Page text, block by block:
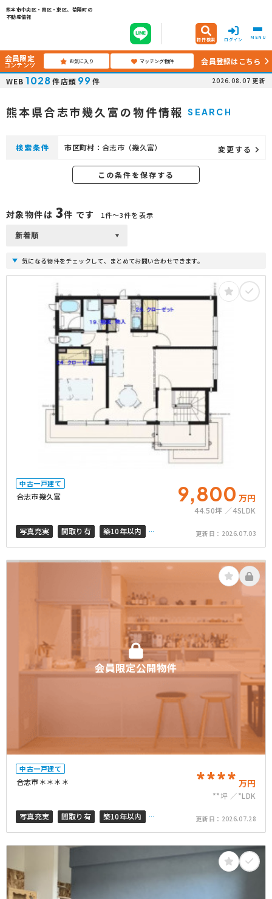
熊本市中央区・南区・東区、菊陽町の
不動産情報
物件検索 ログイン MENU
会員限定
コンテンツ お気に入り マッチング物件
会員登録はこちら
WEB 1028 件店頭 99 件 2026.08.07 更新
熊本県合志市幾久富の物件情報 SEARCH
検索条件 市区町村： 合志市（幾久富） 変更する
この条件を保存する
対象物件は 3件 です 1件〜3件を表示
気になる物件をチェックして、まとめてお問い合わせできます。
中古一戸建て
合志市幾久富 9,800 万円
44.50坪
4SLDK
写真充実
間取り有
築10年以内
更新日： 2026.07.03
会員限定公開物件
中古一戸建て
合志市＊＊＊＊ **** 万円
**坪
*LDK
写真充実
間取り有
築10年以内
更新日： 2026.07.28